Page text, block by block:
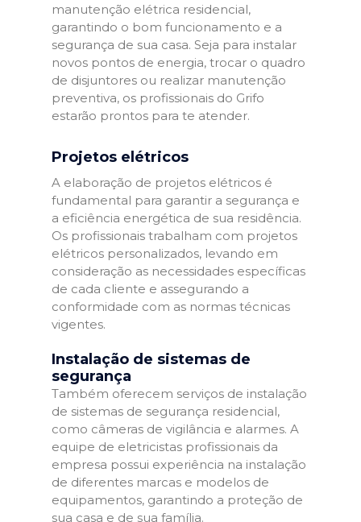
manutenção elétrica residencial,
garantindo o bom funcionamento e a
segurança de sua casa. Seja para instalar
novos pontos de energia, trocar o quadro
de disjuntores ou realizar manutenção
preventiva, os profissionais do Grifo
estarão prontos para te atender.
Projetos elétricos
A elaboração de projetos elétricos é
fundamental para garantir a segurança e
a eficiência energética de sua residência.
Os profissionais trabalham com projetos
elétricos personalizados, levando em
consideração as necessidades específicas
de cada cliente e assegurando a
conformidade com as normas técnicas
vigentes.
Instalação de sistemas de
segurança
Também oferecem serviços de instalação
de sistemas de segurança residencial,
como câmeras de vigilância e alarmes. A
equipe de eletricistas profissionais da
empresa possui experiência na instalação
de diferentes marcas e modelos de
equipamentos, garantindo a proteção de
sua casa e de sua família.